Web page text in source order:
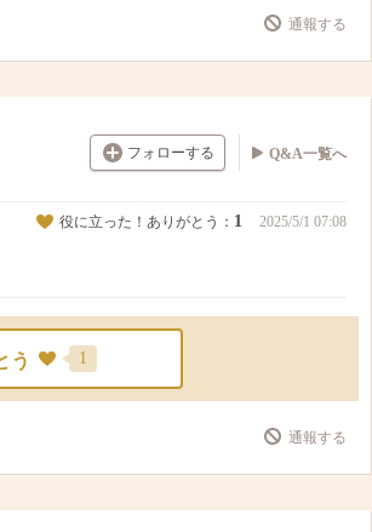
通報する
フォローする Q&A一覧へ
役に立った！ありがとう： 1 2025/5/1 07:08
う 1
通報する